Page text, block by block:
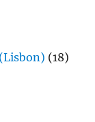
(18)